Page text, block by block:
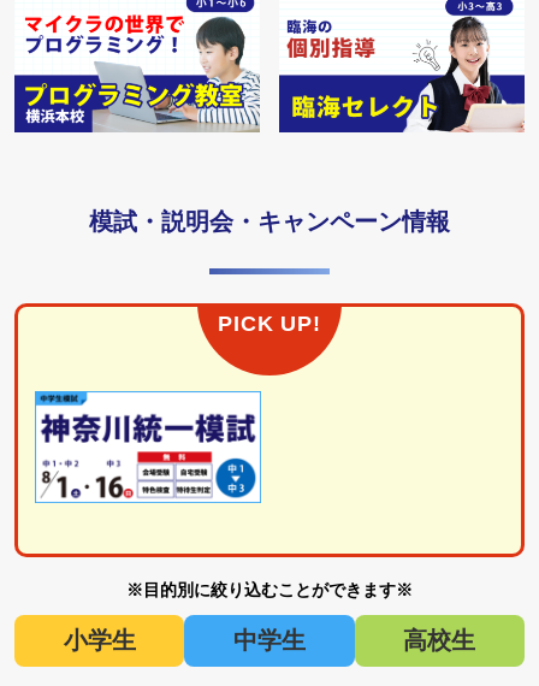
模試・説明会・キャンペーン情報
PICK UP!
※目的別に絞り込むことができます※
小学生 中学生 高校生